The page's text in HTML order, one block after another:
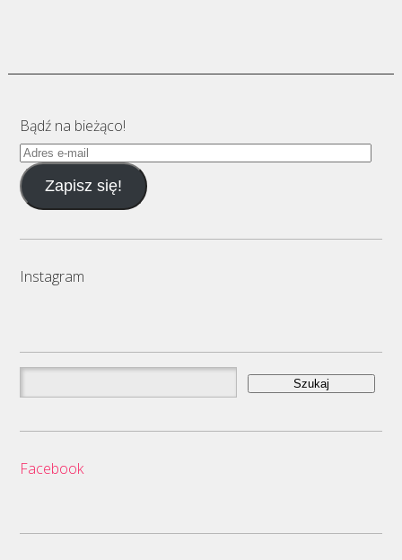
Bądź na bieżąco!
Adres
e-
mailZapisz się!
Instagram
Szukaj:
Facebook